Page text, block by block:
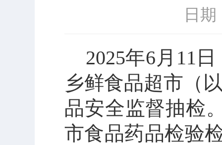
日期
2025年6月11
乡鲜食品超市（
品安全监督抽检
市食品药品检验